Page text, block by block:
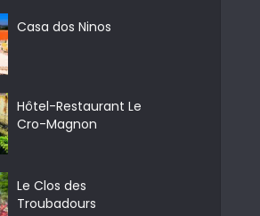
Casa dos Ninos
Hôtel-Restaurant Le
Cro-Magnon
Le Clos des
Troubadours